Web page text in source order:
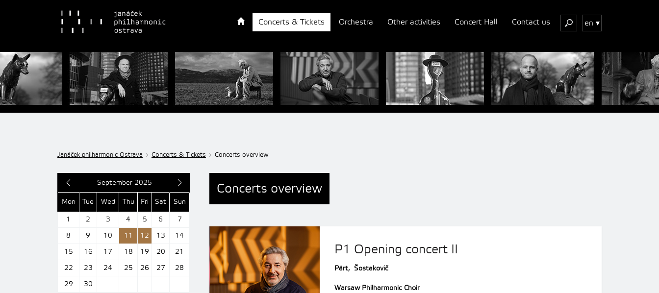
Concerts & Tickets Orchestra Other activities Concert Hall Contact us en
Janáček philharmonic Ostrava Concerts & Tickets Concerts overview
September 2025
Mon Tue Wed Thu Fri Sat
Sun
1
2 3 4 5 6
7
8
9 10 11 12 13
14
15
16 17 18 19 20
21
22
23 24 25 26 27
28
29
30
Concerts overview
P1 Opening concert II
Pärt, Šostakovič
Warsaw Philharmonic Choir